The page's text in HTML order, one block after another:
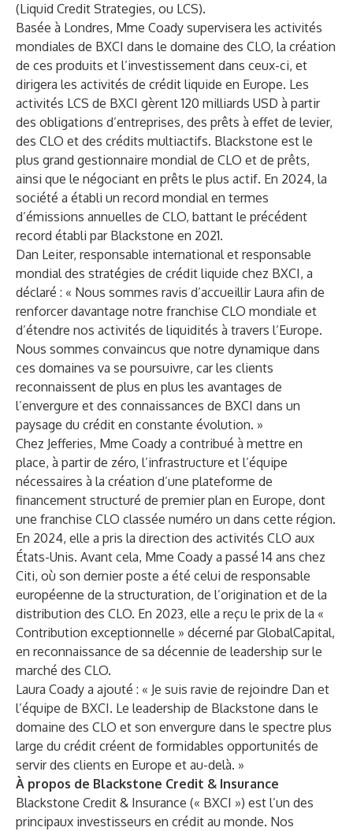
(Liquid Credit Strategies, ou LCS).
Basée à Londres, Mme Coady supervisera les activités
mondiales de BXCI dans le domaine des CLO, la création
de ces produits et l’investissement dans ceux-ci, et
dirigera les activités de crédit liquide en Europe. Les
activités LCS de BXCI gèrent 120 milliards USD à partir
des obligations d’entreprises, des prêts à effet de levier,
des CLO et des crédits multiactifs. Blackstone est le
plus grand gestionnaire mondial de CLO et de prêts,
ainsi que le négociant en prêts le plus actif. En 2024, la
société a établi un record mondial en termes
d’émissions annuelles de CLO, battant le précédent
record établi par Blackstone en 2021.
Dan Leiter, responsable international et responsable
mondial des stratégies de crédit liquide chez BXCI, a
déclaré : « Nous sommes ravis d’accueillir Laura afin de
renforcer davantage notre franchise CLO mondiale et
d’étendre nos activités de liquidités à travers l’Europe.
Nous sommes convaincus que notre dynamique dans
ces domaines va se poursuivre, car les clients
reconnaissent de plus en plus les avantages de
l’envergure et des connaissances de BXCI dans un
paysage du crédit en constante évolution. »
Chez Jefferies, Mme Coady a contribué à mettre en
place, à partir de zéro, l’infrastructure et l’équipe
nécessaires à la création d’une plateforme de
financement structuré de premier plan en Europe, dont
une franchise CLO classée numéro un dans cette région.
En 2024, elle a pris la direction des activités CLO aux
États-Unis. Avant cela, Mme Coady a passé 14 ans chez
Citi, où son dernier poste a été celui de responsable
européenne de la structuration, de l’origination et de la
distribution des CLO. En 2023, elle a reçu le prix de la «
Contribution exceptionnelle » décerné par GlobalCapital,
en reconnaissance de sa décennie de leadership sur le
marché des CLO.
Laura Coady a ajouté : « Je suis ravie de rejoindre Dan et
l’équipe de BXCI. Le leadership de Blackstone dans le
domaine des CLO et son envergure dans le spectre plus
large du crédit créent de formidables opportunités de
servir des clients en Europe et au-delà. »
À propos de Blackstone Credit & Insurance
Blackstone Credit & Insurance (« BXCI ») est l’un des
principaux investisseurs en crédit au monde. Nos